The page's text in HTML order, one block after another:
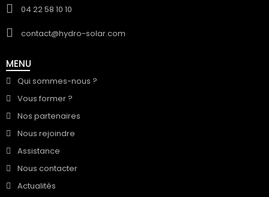
04 22 58 10 10
contact@hydro-solar.com
MENU
Qui sommes-nous ?
Vous former ?
Nos partenaires
Nous rejoindre
Assistance
Nous contacter
Actualités